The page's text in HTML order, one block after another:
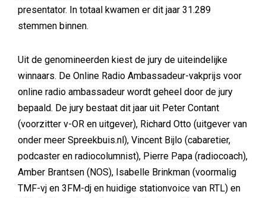
presentator. In totaal kwamen er dit jaar 31.289
stemmen binnen.
Uit de genomineerden kiest de jury de uiteindelijke
winnaars. De Online Radio Ambassadeur-vakprijs voor
online radio ambassadeur wordt geheel door de jury
bepaald. De jury bestaat dit jaar uit Peter Contant
(voorzitter v-OR en uitgever), Richard Otto (uitgever van
onder meer Spreekbuis.nl), Vincent Bijlo (cabaretier,
podcaster en radiocolumnist), Pierre Papa (radiocoach),
Amber Brantsen (NOS), Isabelle Brinkman (voormalig
TMF-vj en 3FM-dj en huidige stationvoice van RTL) en